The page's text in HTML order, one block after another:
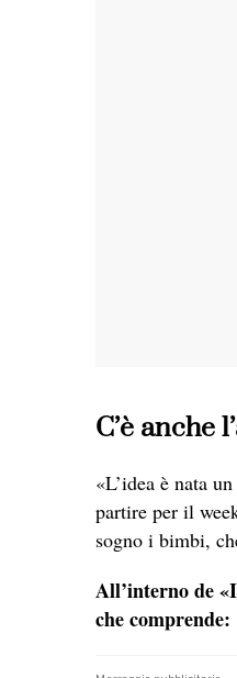
C’è anche
«L’idea è nata
partire per il
sogno i bimbi,
All’interno de
che comprende: